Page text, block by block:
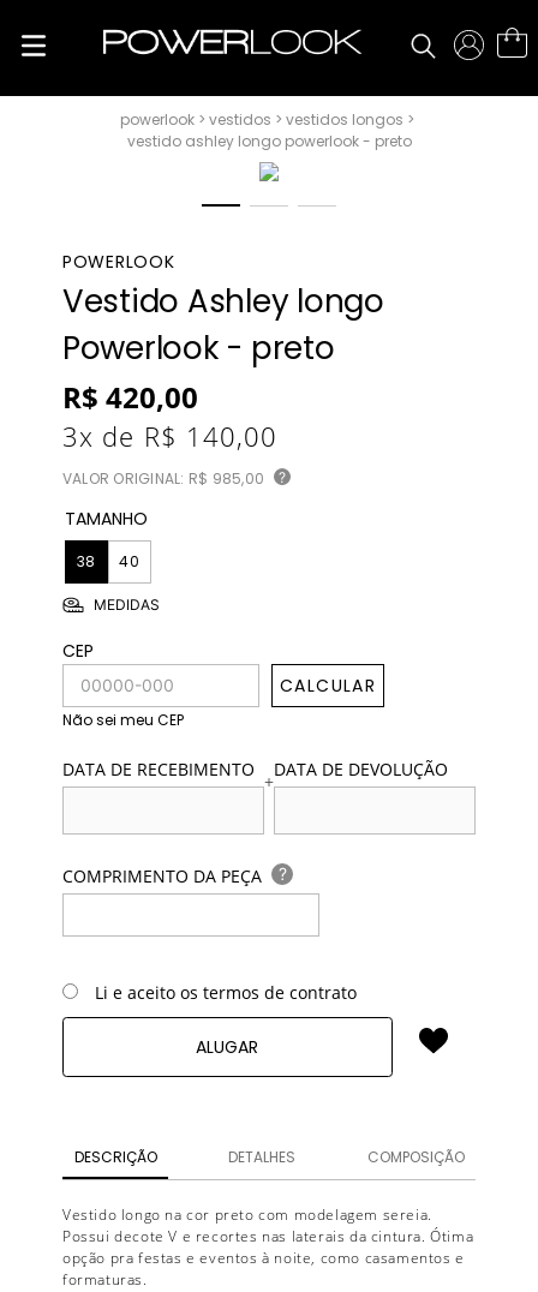
vestidos
vestidos longos
vestido ashley longo powerlook - preto
POWERLOOK
Vestido Ashley longo
Powerlook - preto
R$ 420,00
3x de R$ 140,00
VALOR ORIGINAL: R$ 985,00 ?
TAMANHO
38 40
MEDIDAS
CEP
CALCULAR
Não sei meu CEP
DATA DE RECEBIMENTO +DATA DE DEVOLUÇÃO
COMPRIMENTO DA PEÇA ?
Li e aceito os termos de contrato
ALUGAR
DESCRIÇÃO DETALHES COMPOSIÇÃO
Vestido longo na cor preto com modelagem sereia.
Possui decote V e recortes nas laterais da cintura. Ótima
opção pra festas e eventos à noite, como casamentos e
formaturas.